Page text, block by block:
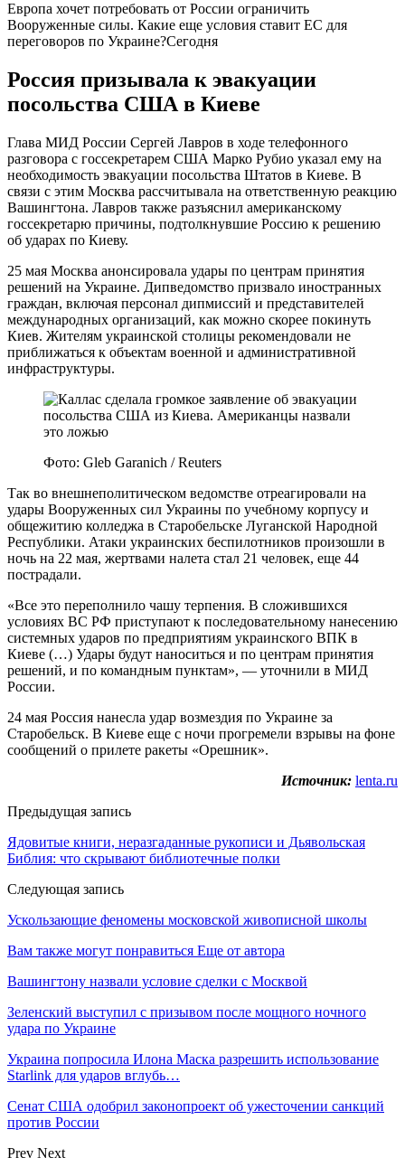
Европа хочет потребовать от России ограничить
Вооруженные силы. Какие еще условия ставит ЕС для
переговоров по Украине?Сегодня
Россия призывала к эвакуации
посольства США в Киеве
Глава МИД России Сергей Лавров в ходе телефонного
разговора с госсекретарем США Марко Рубио указал ему на
необходимость эвакуации посольства Штатов в Киеве. В
связи с этим Москва рассчитывала на ответственную реакцию
Вашингтона. Лавров также разъяснил американскому
госсекретарю причины, подтолкнувшие Россию к решению
об ударах по Киеву.
25 мая Москва анонсировала удары по центрам принятия
решений на Украине. Дипведомство призвало иностранных
граждан, включая персонал дипмиссий и представителей
международных организаций, как можно скорее покинуть
Киев. Жителям украинской столицы рекомендовали не
приближаться к объектам военной и административной
инфраструктуры.
Фото: Gleb Garanich / Reuters
Так во внешнеполитическом ведомстве отреагировали на
удары Вооруженных сил Украины по учебному корпусу и
общежитию колледжа в Старобельске Луганской Народной
Республики. Атаки украинских беспилотников произошли в
ночь на 22 мая, жертвами налета стал 21 человек, еще 44
пострадали.
«Все это переполнило чашу терпения. В сложившихся
условиях ВС РФ приступают к последовательному нанесению
системных ударов по предприятиям украинского ВПК в
Киеве (…) Удары будут наноситься и по центрам принятия
решений, и по командным пунктам», — уточнили в МИД
России.
24 мая Россия нанесла удар возмездия по Украине за
Старобельск. В Киеве еще с ночи прогремели взрывы на фоне
сообщений о прилете ракеты «Орешник».
Источник: lenta.ru
Предыдущая запись
Ядовитые книги, неразгаданные рукописи и Дьявольская
Библия: что скрывают библиотечные полки
Следующая запись
Ускользающие феномены московской живописной школы
Вам также могут понравиться Еще от автора
Вашингтону назвали условие сделки с Москвой
Зеленский выступил с призывом после мощного ночного
удара по Украине
Украина попросила Илона Маска разрешить использование
Starlink для ударов вглубь…
Сенат США одобрил законопроект об ужесточении санкций
против России
Prev Next